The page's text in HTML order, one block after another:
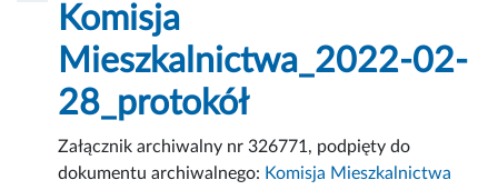
Komisja
Mieszkalnictwa_2022-02-
28_protokół
Załącznik archiwalny nr 326771, podpięty do
dokumentu archiwalnego: Komisja Mieszkalnictwa